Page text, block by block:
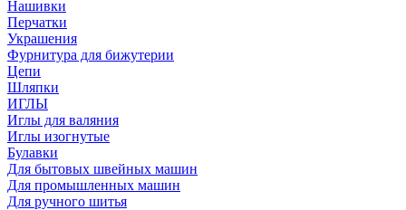
Нашивки
Перчатки
Украшения
Фурнитура для бижутерии
Цепи
Шляпки
ИГЛЫ
Иглы для валяния
Иглы изогнутые
Булавки
Для бытовых швейных машин
Для промышленных машин
Для ручного шитья